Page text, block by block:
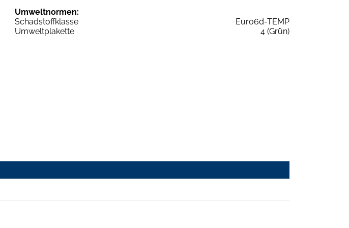
Umweltnormen:
Schadstoffklasse
Euro6d-TEMP
Umweltplakette
4 (Grün)